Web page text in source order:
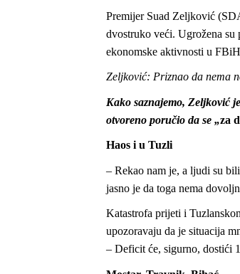
Premijer Suad Zeljković
dvostruko veći. Ugrožena su
ekonomske aktivnosti u
Zeljković: Priznao da nema
Kako saznajemo, Zeljković
otvoreno poručio da se „za
Haos i u Tuzli
– Rekao nam je, a ljudi su
jasno je da toga nema
Katastrofa prijeti i
upozoravaju da je situacija
– Deficit će, sigurno, dostići